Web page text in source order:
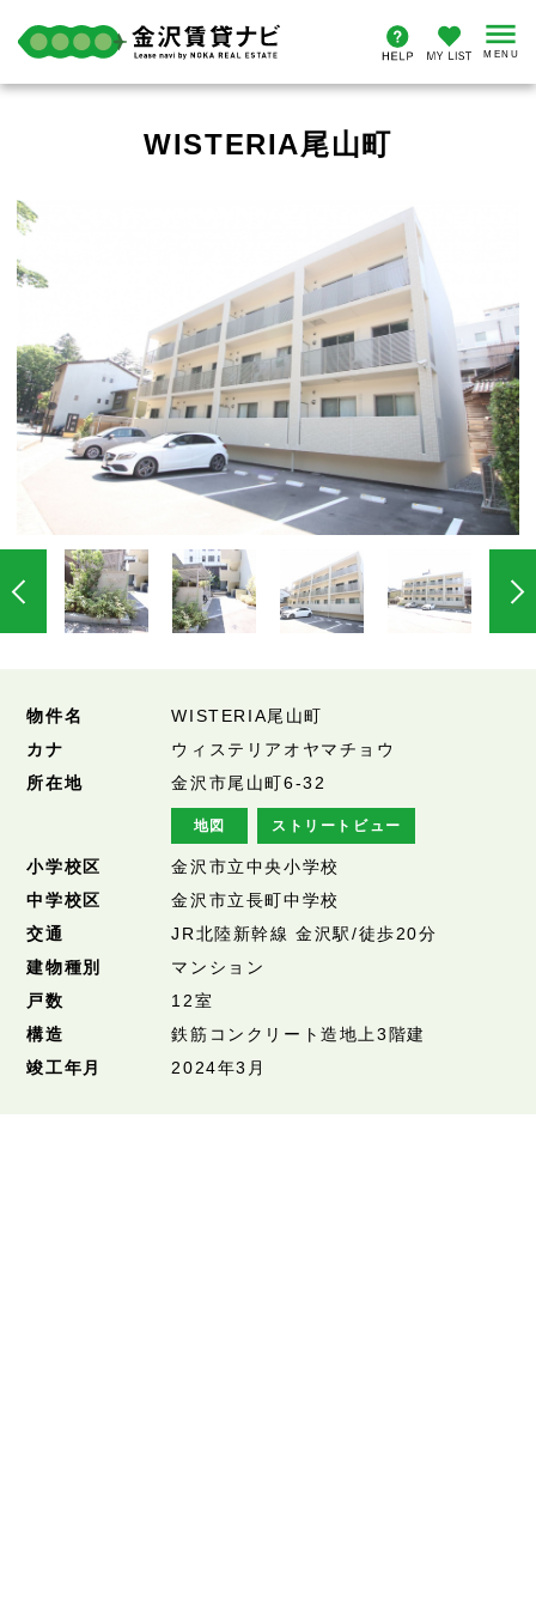
WISTERIA尾山町
物件名
WISTERIA尾山町
カナ
ウィステリアオヤマチョウ
所在地
金沢市尾山町6-32
地図 ストリートビュー
小学校区
金沢市立中央小学校
中学校区
金沢市立長町中学校
交通
JR北陸新幹線 金沢駅/徒歩20分
建物種別
マンション
戸数
12室
構造
鉄筋コンクリート造地上3階建
竣工年月
2024年3月